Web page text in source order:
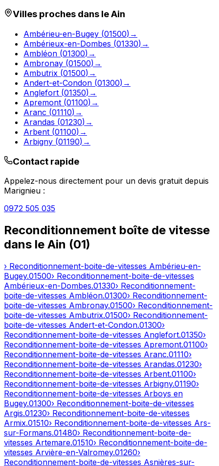
Villes proches dans leAin
Ambérieu-en-Bugey (01500) →
Ambérieux-en-Dombes (01330) →
Ambléon (01300) →
Ambronay (01500) →
Ambutrix (01500) →
Andert-et-Condon (01300) →
Anglefort (01350) →
Apremont (01100) →
Aranc (01110) →
Arandas (01230) →
Arbent (01100) →
Arbigny (01190) →
Contact rapide
Appelez-nous directement pour un devis gratuit depuis
Marignieu :
0972 505 035
Reconditionnement boîte de vitesse
dans le Ain (01)
› Reconditionnement-boite-de-vitesses Ambérieu-en-
Bugey.01500› Reconditionnement-boite-de-vitesses
Ambérieux-en-Dombes.01330› Reconditionnement-
boite-de-vitesses Ambléon.01300› Reconditionnement-
boite-de-vitesses Ambronay.01500› Reconditionnement-
boite-de-vitesses Ambutrix.01500› Reconditionnement-
boite-de-vitesses Andert-et-Condon.01300›
Reconditionnement-boite-de-vitesses Anglefort.01350›
Reconditionnement-boite-de-vitesses Apremont.01100›
Reconditionnement-boite-de-vitesses Aranc.01110›
Reconditionnement-boite-de-vitesses Arandas.01230›
Reconditionnement-boite-de-vitesses Arbent.01100›
Reconditionnement-boite-de-vitesses Arbigny.01190›
Reconditionnement-boite-de-vitesses Arboys en
Bugey.01300› Reconditionnement-boite-de-vitesses
Argis.01230› Reconditionnement-boite-de-vitesses
Armix.01510› Reconditionnement-boite-de-vitesses Ars-
sur-Formans.01480› Reconditionnement-boite-de-
vitesses Artemare.01510› Reconditionnement-boite-de-
vitesses Arvière-en-Valromey.01260›
Reconditionnement-boite-de-vitesses Asnières-sur-